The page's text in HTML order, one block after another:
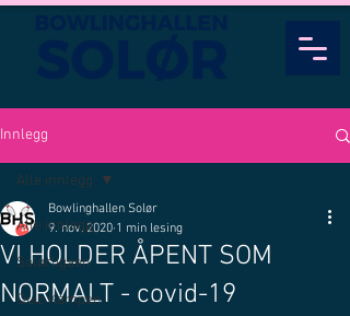
Innlegg
Alle innlegg
Solørligaen
Quiz Kampen
Alle innlegg
VI HOLDER ÅPENT SOM
NORMALT - covid-19
Bowlinghallen Solør
9. nov. 2020 1 min lesing